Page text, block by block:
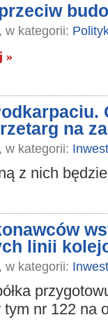
w kategorii:
»
na
w kategorii:
z nich będzie
linii
w kategorii:
nr 122 na